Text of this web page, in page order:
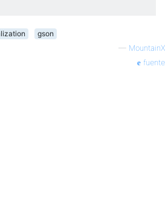
gson
— MountainX
fuente